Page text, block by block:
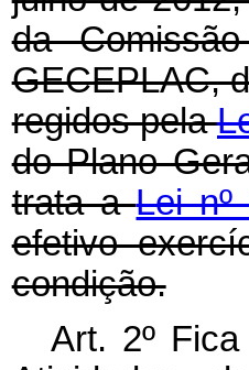
da
GECEPLAC,
regidos pela
do Plano
trata aLei
efetivo
condição.
Art. 2º